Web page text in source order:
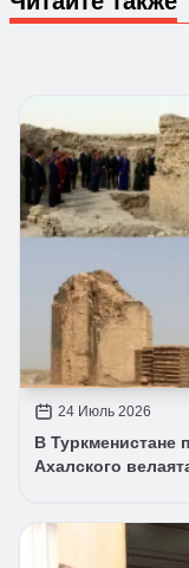
24 Июль 2026
В Туркменистане
Ахалского